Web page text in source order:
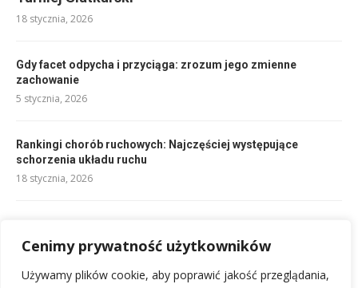
Cenimy prywatność użytkowników
Używamy plików cookie, aby poprawić jakość przeglądania,
18 stycznia, 2026
Gdy facet odpycha i przyciąga: zrozum jego zmienne
zachowanie
5 stycznia, 2026
Rankingi chorób ruchowych: Najczęściej występujące
schorzenia układu ruchu
18 stycznia, 2026
4 stycznia, 2026